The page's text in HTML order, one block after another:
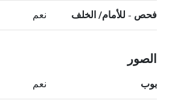
فحص - للأمام/ الخلف نعم
الصور
بوب نعم